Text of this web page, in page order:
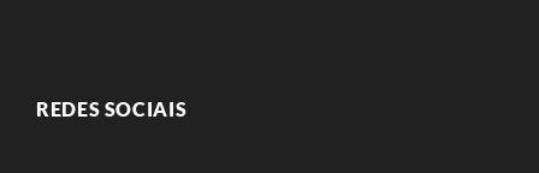
REDES SOCIAIS